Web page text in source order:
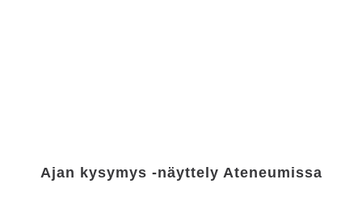
Ajan kysymys -näyttely Ateneumissa